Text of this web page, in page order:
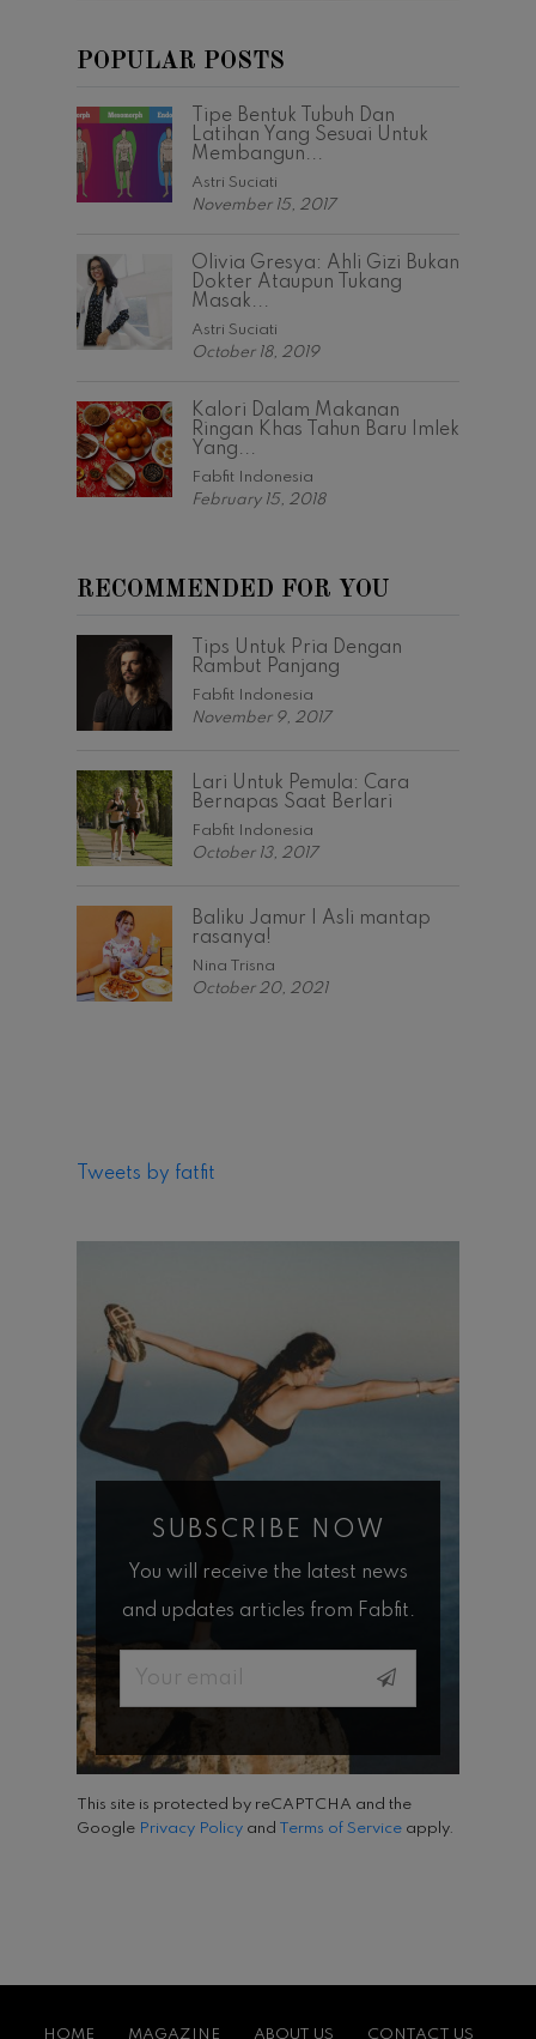
POPULAR POSTS
Tipe Bentuk Tubuh Dan
Latihan Yang Sesuai Untuk
Membangun...
Astri Suciati
November 15, 2017
Olivia Gresya: Ahli Gizi Bukan
Dokter Ataupun Tukang
Masak...
Astri Suciati
October 18, 2019
Kalori Dalam Makanan
Ringan Khas Tahun Baru Imlek
Yang...
Fabfit Indonesia
February 15, 2018
RECOMMENDED FOR YOU
Tips Untuk Pria Dengan
Rambut Panjang
Fabfit Indonesia
November 9, 2017
Lari Untuk Pemula: Cara
Bernapas Saat Berlari
Fabfit Indonesia
October 13, 2017
Baliku Jamur | Asli mantap
rasanya!
Nina Trisna
October 20, 2021
Tweets by fatfit
SUBSCRIBE NOW
You will receive the latest news
and updates articles from Fabfit.
Email
This site is protected by reCAPTCHA and the
Google Privacy Policy and Terms of Service apply.
HOME MAGAZINE ABOUT US CONTACT US